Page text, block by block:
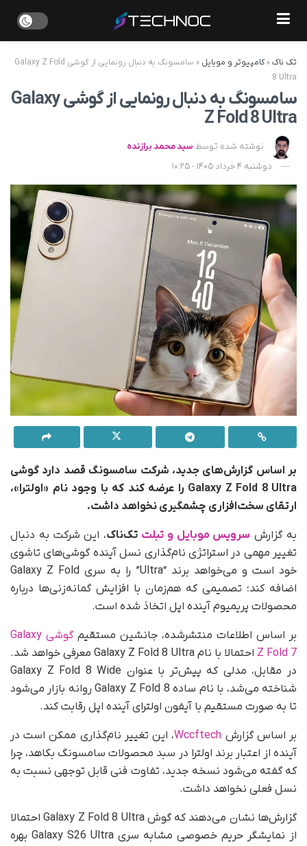
تک ناک»کامپیوتر و موبایل »
سامسونگ به دنبال رونمایی از گوشی Galaxy Z Fold
8 Ultra
سامسونگ به دنبال رونمایی از گوشی Galaxy
Z Fold 8 Ultra
نوشته شده توسط سید محمد برازنده
دوشنبه 4 خرداد 1405 - 10:25
بر اساس گزارش‌های جدید، شرکت سامسونگ قصد دارد گوشی
Galaxy Z Fold 8 Ultra را عرضه کند که با وجود نام «اولترا»،
ارتقای سخت‌افزاری چشمگیری نخواهد داشت.
به گزارش سرویس موبایل و تبلت تک‌ناک، این شرکت به دنبال
تغییر مهمی در استراتژی نام‌گذاری نسل آینده گوشی‌های تاشوی
خود است و می‌خواهد برند “Ultra” را به سری Galaxy Z Fold
اضافه کند؛ تصمیمی که هم‌زمان با افزایش گمانه‌زنی‌ها درباره
محصولات پریمیوم آینده اپل اتخاذ شده است.
بر اساس اطلاعات منتشرشده، جانشین مستقیم
گوشی Galaxy
Z Fold 7
احتمالا با نام Galaxy Z Fold 8 Ultra معرفی خواهد شد.
در مقابل، مدلی که پیش‌تر با عنوان Galaxy Z Fold 8 Wide
شناخته می‌شد، با نام ساده Galaxy Z Fold 8 روانه بازار می‌شود
تا به صورت مستقیم با آیفون اولترای آینده اپل رقابت کند.
بر اساس گزارش Wccftech، این تغییر نام‌گذاری ممکن است در
آینده از اعتبار برند اولترا در سبد محصولات سامسونگ بکاهد، چرا
که گفته می‌شود نسخه جدید، تفاوت فنی قابل‌ توجهی نسبت به
نسل فعلی نخواهد داشت.
گزارش‌ها نشان می‌دهند که گوش Galaxy Z Fold 8 Ultra احتمالا
از نمایشگر حریم خصوصی مشابه سری Galaxy S26 Ultra بهره